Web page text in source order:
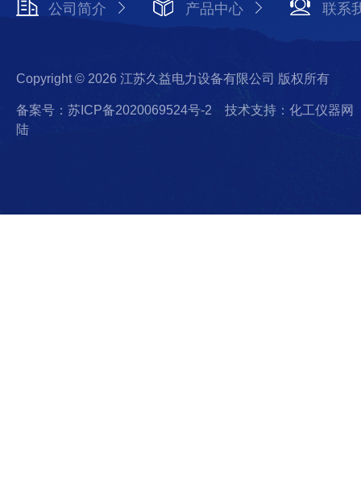
公司简介 产品中心 联系
Copyright © 2026 江苏久益电力设备有限公司 版权所有
备案号：苏ICP备2020069524号-2
技术支持：化工仪器网
陆